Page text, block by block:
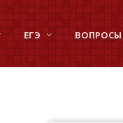
ЕГЭ ВОПРОСЫ